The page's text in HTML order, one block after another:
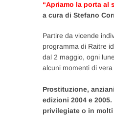
“Apriamo la porta al
a cura di Stefano
Partire da vicende
programma di Raitre
dal 2 maggio, ogni
alcuni momenti di vera
Prostituzione,
edizioni 2004 e
privilegiate o in